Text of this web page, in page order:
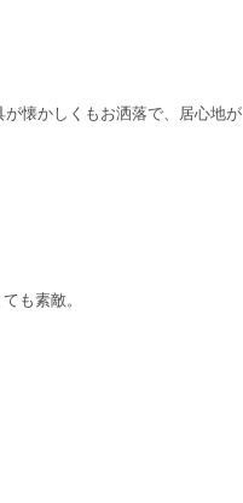
懐かしくもお洒落で、居心地が
も素敵。